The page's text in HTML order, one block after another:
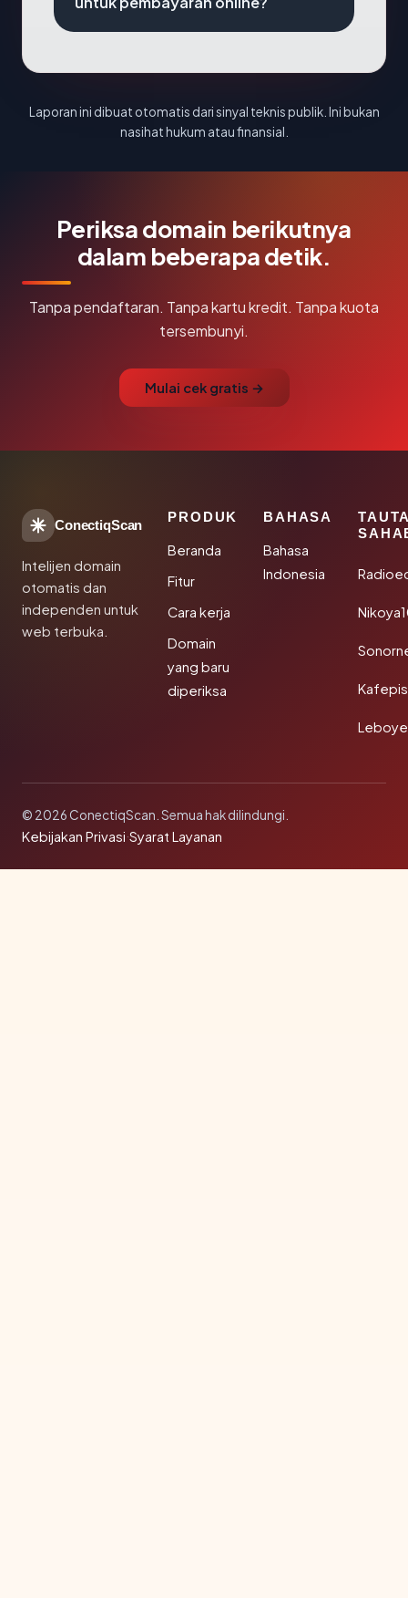
Laporan ini dibuat otomatis dari sinyal teknis publik. Ini bukan
nasihat hukum atau finansial.
Periksa domain berikutnya
dalam beberapa detik.
Tanpa pendaftaran. Tanpa kartu kredit. Tanpa kuota
tersembunyi.
Mulai cek gratis →
ConectiqScan
Intelijen domain
otomatis dan
independen untuk
web terbuka.
PRODUK
Beranda
Fitur
Cara kerja
Domain
yang baru
diperiksa
BAHASA
Bahasa
Indonesia
© 2026 ConectiqScan. Semua hak dilindungi.
Kebijakan Privasi·Syarat Layanan